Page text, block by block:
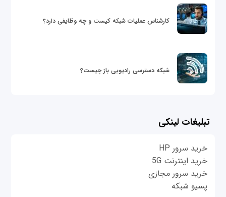
کارشناس عملیات شبکه کیست و چه وظایفی دارد؟
شبکه دسترسی رادیویی باز چیست؟
تبلیغات لینکی
خرید سرور HP
خرید اینترنت 5G
خرید سرور مجازی
پسیو شبکه